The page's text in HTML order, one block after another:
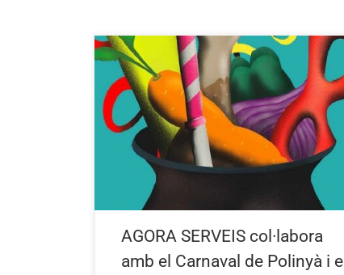
AGORA SERVEIS col·labora
amb el Carnaval de Polinyà i el